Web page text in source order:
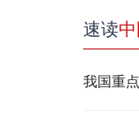
速读中
我国重